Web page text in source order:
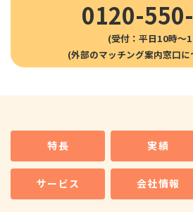
0120-
(受付：平日10時〜
特長 実績
サービス 会社情報